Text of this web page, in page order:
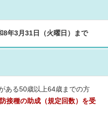
8年3月31日（火曜日）まで
ある50歳以上64歳までの方
接種の助成（規定回数）を受